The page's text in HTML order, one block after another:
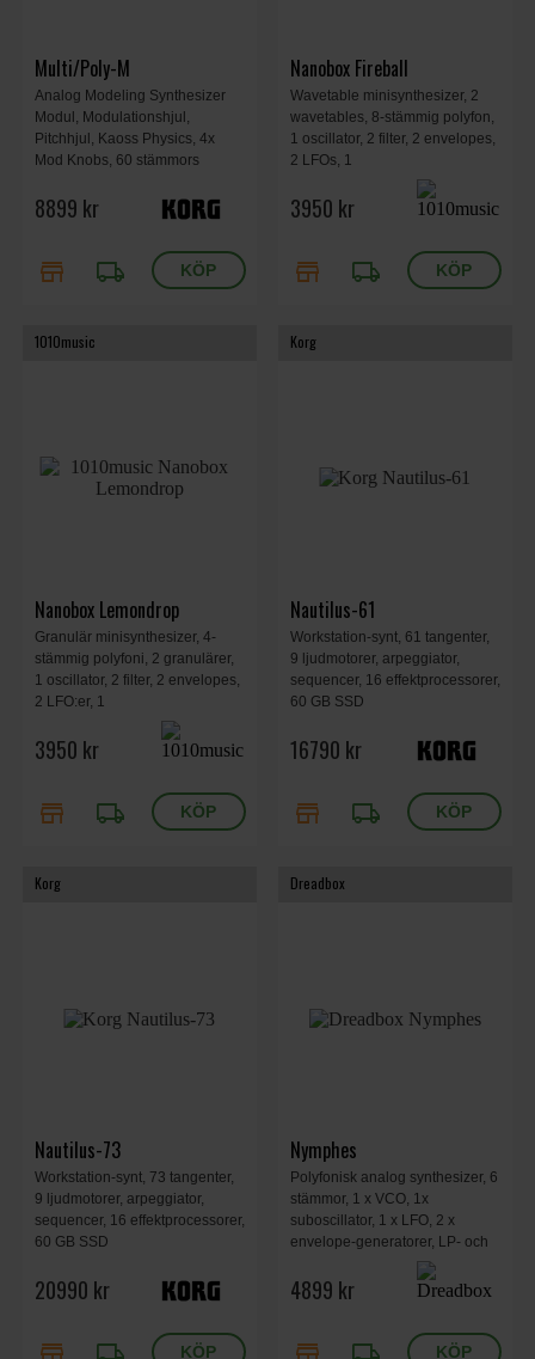
Multi/Poly-M
Analog Modeling Synthesizer
Modul, Modulationshjul,
Pitchhjul, Kaoss Physics, 4x
Mod Knobs, 60 stämmors
LFOs, Aftertouch och Poly
Aftertouch, 4-bands parametrisk
8899 kr
store local_shipping
Nanobox Fireball
Wavetable minisynthesizer, 2
wavetables, 8-stämmig polyfon,
1 oscillator, 2 filter, 2 envelopes,
2 LFOs, 1
modulationssekvenserare. 2”
pekskärm, 2 rattar, 4 knappar. 6
38 mm, 0,11 kg.
3950 kr
store local_shipping
1010music
Nanobox Lemondrop
Granulär minisynthesizer, 4-
stämmig polyfoni, 2 granulärer,
1 oscillator, 2 filter, 2 envelopes,
2 LFO:er, 1
modulationssekvenserare, 2"
pekskärm, 2 rattar, 4 knappar, 6
95x76x38 mm, 0,11 kg.
3950 kr
store local_shipping
Korg
Nautilus-61
Workstation-synt, 61 tangenter,
9 ljudmotorer, arpeggiator,
sequencer, 16 effektprocessorer,
60 GB SSD
16790 kr
store local_shipping
Korg
Nautilus-73
Workstation-synt, 73 tangenter,
9 ljudmotorer, arpeggiator,
sequencer, 16 effektprocessorer,
60 GB SSD
20990 kr
Dreadbox
Nymphes
Polyfonisk analog synthesizer, 6
stämmor, 1 x VCO, 1x
suboscillator, 1 x LFO, 2 x
envelope-generatorer, LP- och
HP-filter per stämma, 6x olika
spellägen, digitalt reverb, MPE-
4899 kr